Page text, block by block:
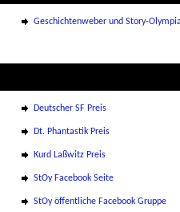
Geschichtenweber und Story-
Deutscher SF Preis
Dt. Phantastik Preis
Kurd Laßwitz Preis
StOy Facebook Seite
StOy öffentliche Facebook Gruppe